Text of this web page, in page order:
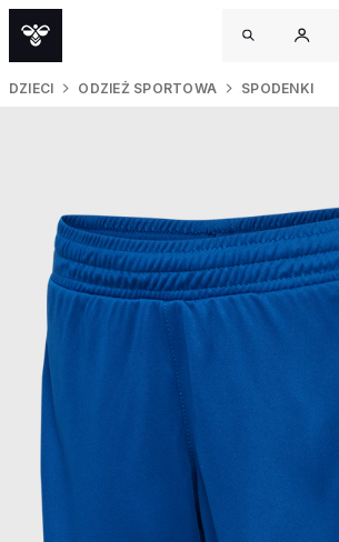
DZIECI ODZIEŻ SPORTOWA SPODENKI